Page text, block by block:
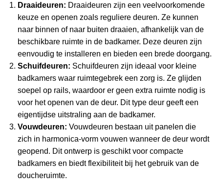
Draaideuren: Draaideuren zijn een veelvoorkomende
keuze en openen zoals reguliere deuren. Ze kunnen
naar binnen of naar buiten draaien, afhankelijk van de
beschikbare ruimte in de badkamer. Deze deuren zijn
eenvoudig te installeren en bieden een brede doorgang.
Schuifdeuren: Schuifdeuren zijn ideaal voor kleine
badkamers waar ruimtegebrek een zorg is. Ze glijden
soepel op rails, waardoor er geen extra ruimte nodig is
voor het openen van de deur. Dit type deur geeft een
eigentijdse uitstraling aan de badkamer.
Vouwdeuren: Vouwdeuren bestaan uit panelen die
zich in harmonica-vorm vouwen wanneer de deur wordt
geopend. Dit ontwerp is geschikt voor compacte
badkamers en biedt flexibiliteit bij het gebruik van de
doucheruimte.